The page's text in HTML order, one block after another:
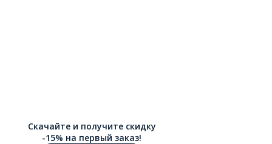
Скачайте и получите скидку
-15% на первый заказ!